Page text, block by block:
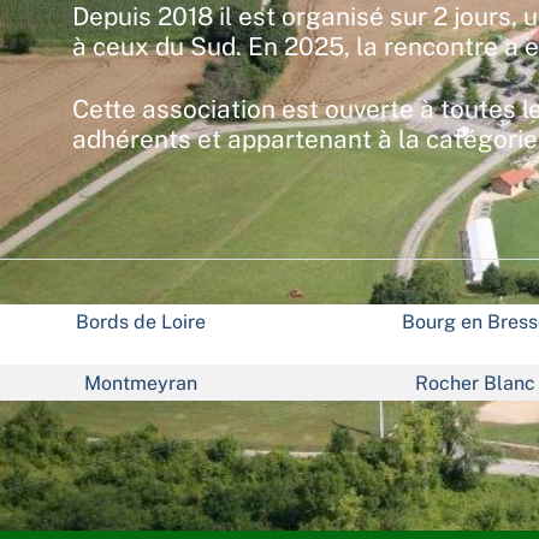
Depuis 2018 il est organisé sur 2 jours,
à ceux du Sud. En 2025, la rencontre a
Cette association est ouverte à toutes
adhérents et appartenant à la
Bords de Loire Bourg en
Montmeyran Rocher Blanc